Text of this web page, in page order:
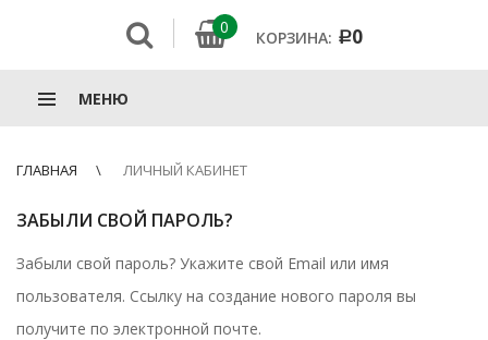
0
КОРЗИНА: Р0
МЕНЮ
ГЛАВНАЯ ЛИЧНЫЙ КАБИНЕТ
ЗАБЫЛИ СВОЙ ПАРОЛЬ?
Забыли свой пароль? Укажите свой Email или имя
пользователя. Ссылку на создание нового пароля вы
получите по электронной почте.